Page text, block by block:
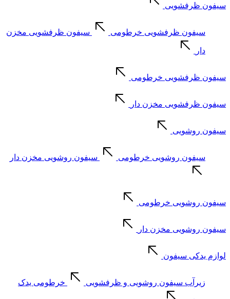
سیفون ظرفشویی
سیفون ظرفشویی خرطومی سیفون ظرفشویی مخزن
دار
سیفون ظرفشویی خرطومی
سیفون ظرفشویی مخزن دار
سیفون روشویی
سیفون روشویی خرطومی سیفون روشویی مخزن دار
سیفون روشویی خرطومی
سیفون روشویی مخزن دار
لوازم یدکی سیفون
زیرآب سیفون روشویی و ظرفشویی خرطومی یدک